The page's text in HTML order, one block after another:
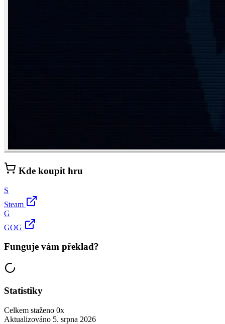
Kde koupit hru
S
Steam
G
GOG
Funguje vám překlad?
Statistiky
Celkem staženo 0x
Aktualizováno 5. srpna 2026